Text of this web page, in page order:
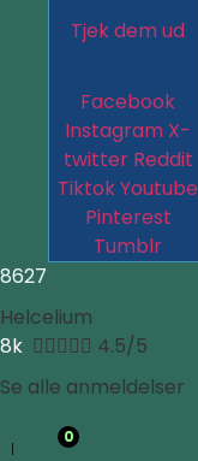
Tjek dem ud
Facebook
Instagram X-
twitter Reddit
TiktokYoutube
Pinterest
Tumblr
8627
Helcelium
8k  4.5/5
Se alle anmeldelser
0